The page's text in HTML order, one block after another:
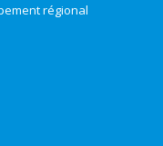
régional